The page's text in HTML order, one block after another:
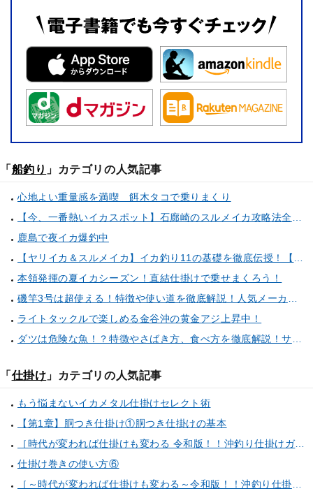
「 船釣り 」カテゴリの人気記事
心地よい重量感を満喫 餌木タコで乗りまくり
【今、一番熱いイカスポット】石廊崎のスルメイカ攻略法全解説！（とび島丸／西伊豆 土肥恋人岬）
鹿島で夜イカ爆釣中
【ヤリイカ＆スルメイカ】イカ釣り11の基礎を徹底伝授！【中編】（喜平治丸／三浦半島剣崎間口港）
本領発揮の夏イカシーズン！直結仕掛けで乗せまくろう！
磯竿3号は超使える！特徴や使い道を徹底解説！人気メーカーのおすすめ磯竿もピックアップ！
ライトタックルで楽しめる金谷沖の黄金アジ上昇中！
ダツは危険な魚！？特徴やさばき方、食べ方を徹底解説！サヨリとの見分け方もご紹介
「 仕掛け 」カテゴリの人気記事
もう悩まないイカメタル仕掛けセレクト術
【第1章】胴つき仕掛け①胴つき仕掛けの基本
［時代が変われば仕掛けも変わる 令和版！！沖釣り仕掛けガイド（第24回）］【第3章】コマセ釣りの仕掛け⑤シマアジ仕掛け
仕掛け巻きの使い方⑥
［～時代が変われば仕掛けも変わる～令和版！！沖釣り仕掛けガイド（第5回）］【第1章】胴つき仕掛け⑤カマス仕掛け